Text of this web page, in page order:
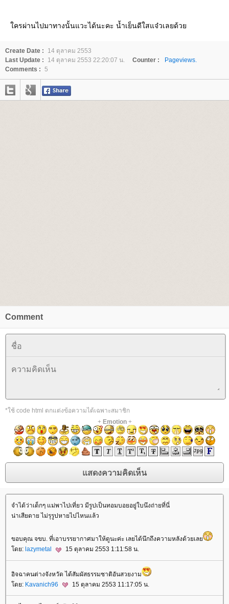
ครผ่านไปมาทางนั้นแวะได้นะคะ น้ำเย็นดีใสแจ๋วเลยด้ว
Create Date :
14 ตุลาคม 2553
Last Update :
14 ตุลาคม 2553 22:20:07 น. Counter :
Pageviews.
Comments : 5
Comment
*ใช้ code html ตกแต่งข้อความได้เฉพาะสมาชิก
+ Emotion+
จำได้ว่าเด็กๆ แม่พาไปเที่ยว มีรูปเป็นทอมบอยอยู่ใบนึงถ่ายที่นี่
น่าเสียดาย ไม่รุรูปหายไปไหนแล้ว
ขอบคุณ จขบ. ที่เอาบรรยากาศมาให้ดูนะค่ะ เลยได้นึกถึงความหลังด้วยเล
ดย: lazymetal 15 ตุลาคม 2553 1:11:58 น.
อิจฉาคนต่างจังหวัด ได้สัมผัสธรรมชาติอันสวยงาม
ดย: Kavanich96 15 ตุลาคม 2553 11:17:05 น.